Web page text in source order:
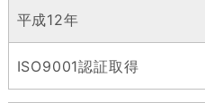
平成12年
ISO9001認証取得